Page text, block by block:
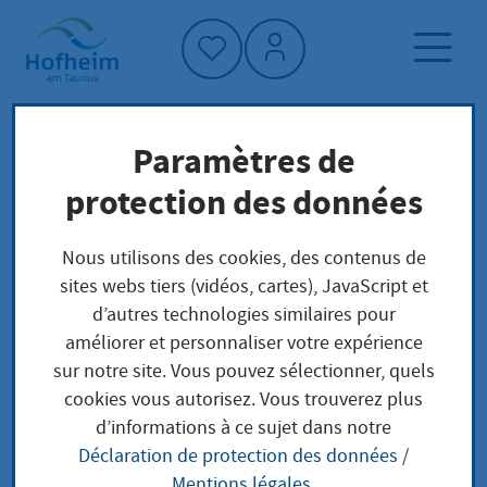
Accueil"
Page d'accueil
Trouver un service
Préoccupations locales
Aufenthaltserlaubnis zur Arbeitsplatzsuche
nach Abschluss einer Forschungstätigkeit
beantragen
Aufenthaltserlaubnis
zur Arbeitsplatzsuche
Paramètres de
protection des données
Nous utilisons des cookies, des contenus de
sites webs tiers (vidéos, cartes), JavaScript et
d’autres technologies similaires pour
améliorer et personnaliser votre expérience
sur notre site. Vous pouvez sélectionner, quels
cookies vous autorisez. Vous trouverez plus
d’informations à ce sujet dans notre
Déclaration de protection des données /